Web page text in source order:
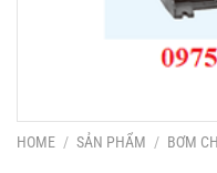
HOME / SẢN PHẨM / BƠM